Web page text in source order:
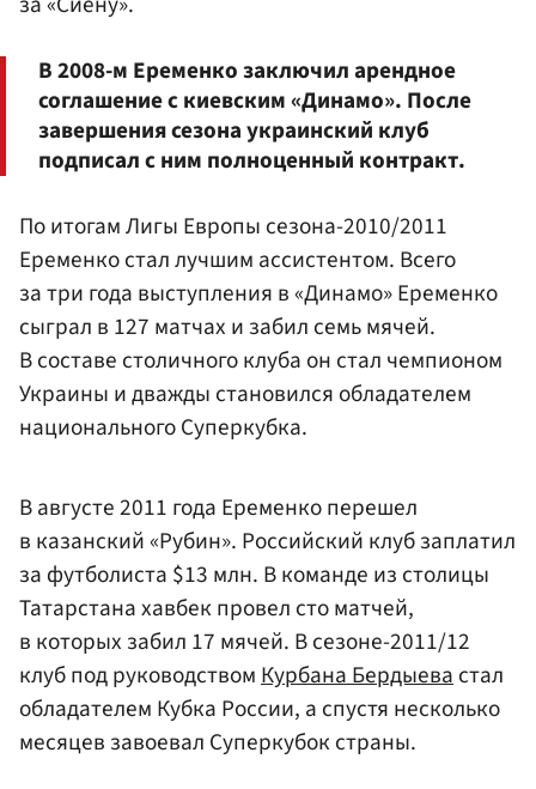
В 2008-м Еременко заключил арендное
соглашение с киевским «Динамо». После
завершения сезона украинский клуб
подписал с ним полноценный контракт.
По итогам Лигы Европы сезона-2010/2011
Еременко стал лучшим ассистентом. Всего
за три года выступления в «Динамо» Еременко
сыграл в 127 матчах и забил семь мячей.
В составе столичного клуба он стал чемпионом
Украины и дважды становился обладателем
национального Суперкубка.
В августе 2011 года Еременко перешел
в казанский «Рубин». Российский клуб заплатил
за футболиста $13 млн. В команде из столицы
Татарстана хавбек провел сто матчей,
в которых забил 17 мячей. В сезоне-2011/12
клуб под руководствомКурбана Бердыевастал
обладателем Кубка России, а спустя несколько
месяцев завоевал Суперкубок страны.